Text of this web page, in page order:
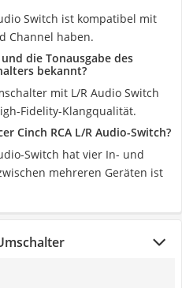
Switch ist kompatibel mit
Channel haben.
die Tonausgabe des
bekannt?
mit L/R Audio Switch
Fidelity-Klangqualität.
Cinch RCA L/R Audio-Switch?
Switch hat vier In- und
mehreren Geräten ist